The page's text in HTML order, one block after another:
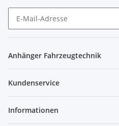
Anhänger Fahrzeugtechnik
Kundenservice
Informationen